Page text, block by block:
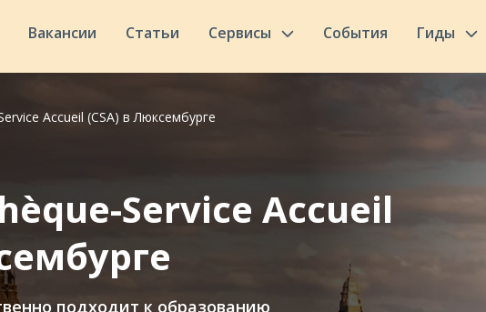
Вакансии Статьи Сервисы События Гиды
Accueil (CSA) в Люксембурге
Service Accueil
подходит к образованию